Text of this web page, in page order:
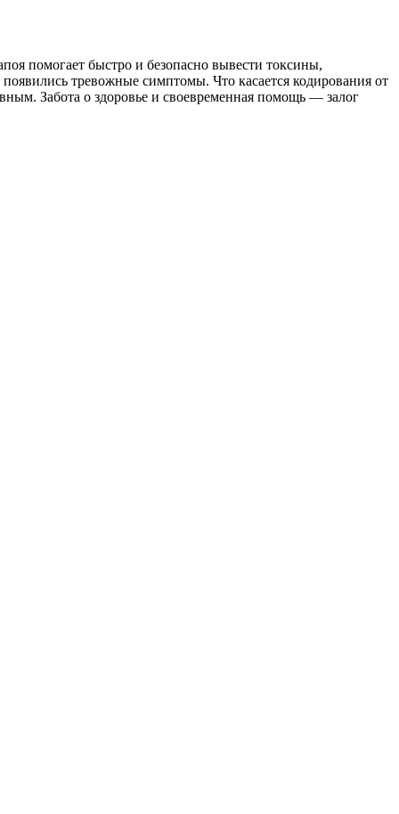
помогает быстро и безопасно вывести токсины,
тревожные симптомы. Что касается кодирования от
Забота о здоровье и своевременная помощь — залог